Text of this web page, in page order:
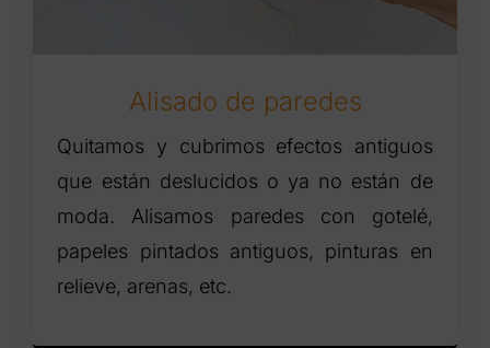
Alisado de paredes
Quitamos y cubrimos efectos antiguos
que están deslucidos o ya no están de
moda. Alisamos paredes con gotelé,
papeles pintados antiguos, pinturas en
relieve, arenas, etc.